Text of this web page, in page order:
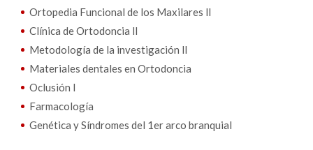
Ortopedia Funcional de los Maxilares ll
Clínica de Ortodoncia ll
Metodología de la investigación ll
Materiales dentales en Ortodoncia
Oclusión l
Farmacología
Genética y Síndromes del 1er arco branquial